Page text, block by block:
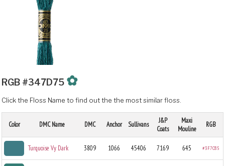
RGB #347D75 ✿
Click the Floss Name to find out the the most similar floss.
Color DMC Name DMC Anchor Sullivans
J&P
Coats
Maxi
Mouline
RGB
Turquoise Vy Dark 3809 1066 45406 7169 645 #3F7C85